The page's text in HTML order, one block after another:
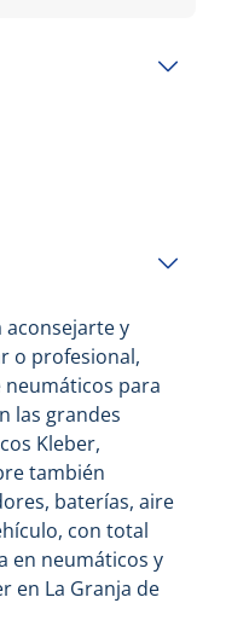
aconsejarte y
o profesional,
para
las grandes
Kleber,
también
baterías, aire
con total
en neumáticos y
en La Granja de